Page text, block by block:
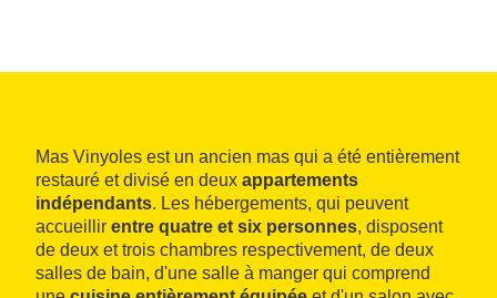
Mas Vinyoles est un ancien mas qui a été entièrement
restauré et divisé en deux appartements
indépendants. Les hébergements, qui peuvent
accueillir entre quatre et six personnes, disposent
de deux et trois chambres respectivement, de deux
salles de bain, d'une salle à manger qui comprend